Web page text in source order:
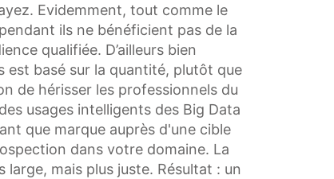
Evidemment, tout comme le
ils ne bénéficient pas de la
qualifiée. D’ailleurs bien
est basé sur la quantité, plutôt que
de hérisser les professionnels du
usages intelligents des Big Data
que marque auprès d'une cible
dans votre domaine. La
mais plus juste. Résultat : un